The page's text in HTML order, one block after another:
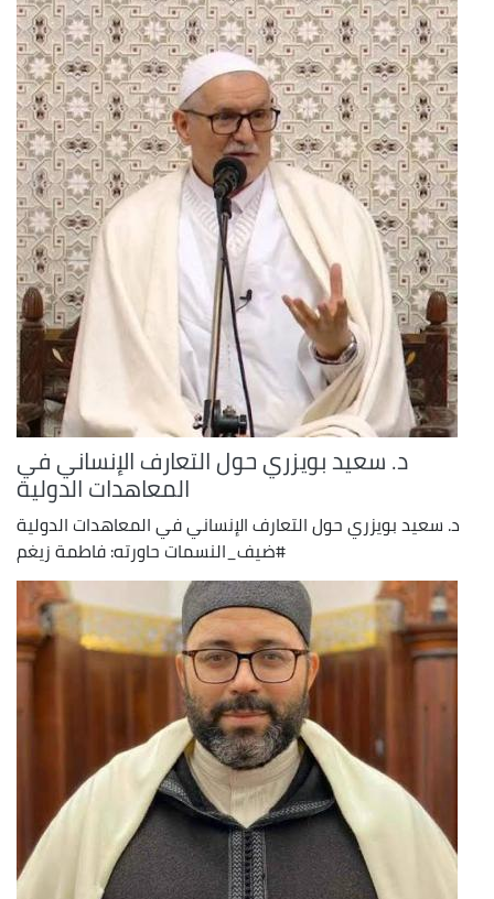
د. سعيد بويزري حول التعارف الإنساني في
المعاهدات الدولية
د. سعيد بويزري حول التعارف الإنساني في المعاهدات الدولية
#ضيف_النسمات حاورته: فاطمة زيغم